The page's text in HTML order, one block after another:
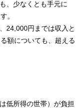
、少なくとも手元に
。
24,000円までは収入と
額についても、超える
低所得の世帯）が負担